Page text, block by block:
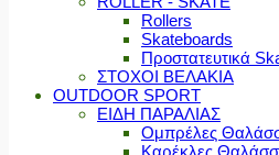
Rollers
Skateboards
Προστατευτικά
ΣΤΟΧΟΙ ΒΕΛΑΚΙΑ
OUTDOOR SPORT
ΕΙΔΗ ΠΑΡΑΛΙΑΣ
Ομπρέλες